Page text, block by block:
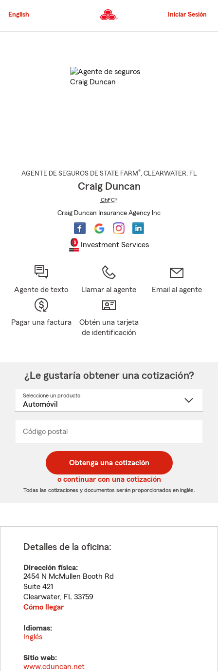
al
principal
English Iniciar Sesión
AGENTE DE SEGUROS DE STATE FARM®, CLEARWATER, FL
Craig Duncan
ChFC®
Craig Duncan Insurance Agency Inc
Investment Services
Agente de texto Llamar al agente Email al agente
Pagar una factura
Obtén una tarjeta
de identificación
¿Le gustaría obtener una cotización?
Seleccione un producto
desplegable
Código postal
de
5
dígitos
de
5
dígitos
_____
Obtenga una cotización
o continuar con una cotización
Todas las cotizaciones y documentos serán proporcionados en inglés.
Detalles de la oficina:
Dirección física:
2454 N McMullen Booth Rd
Suite 421
Clearwater, FL 33759
Cómo llegar
Idiomas:
Inglés
Sitio web:
www.cduncan.net